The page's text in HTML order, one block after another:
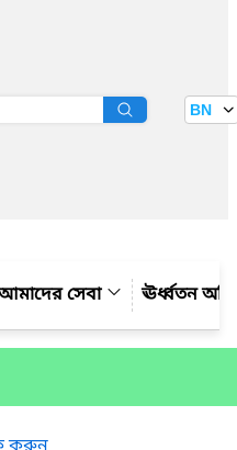
BN
সেবা ঊর্ধ্বতন